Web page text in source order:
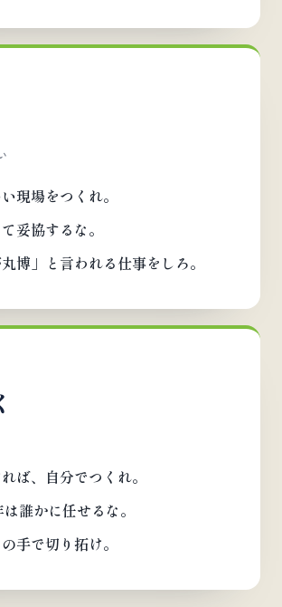
現場をつくれ。
妥協するな。
丸博」と言われる仕事をしろ。
ば、自分でつくれ。
誰かに任せるな。
手で切り拓け。